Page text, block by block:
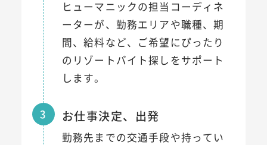
ヒューマニックの担当コーディネ
ーターが、勤務エリアや職種、期
間、給料など、ご希望にぴったり
のリゾートバイト探しをサポート
します。
3 お仕事決定、出発
勤務先までの交通手段や持ってい